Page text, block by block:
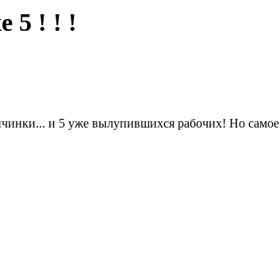
5 ! ! !
и 5 уже вылупившихся рабочих! Но самое